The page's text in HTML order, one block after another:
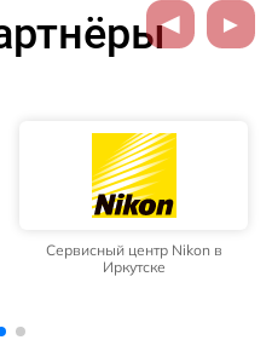
Сервисный центр Nikon в
Иркутске